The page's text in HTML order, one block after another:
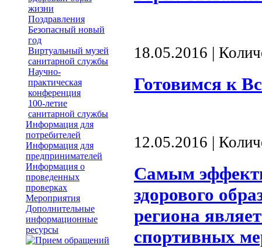
жизни
Поздравления
Безопасный новый
год
Виртуальный музей
санитарной службы
Научно-
практическая
конференция
100-летие
санитарной службы
Информация для
потребителей
Информация для
предпринимателей
Информация о
проведенных
проверках
Мероприятия
Дополнительные
информационные
ресурсы
18.05.2016 |
Готовимся к
12.05.2016 |
Самым
здорового
региона
спортивных